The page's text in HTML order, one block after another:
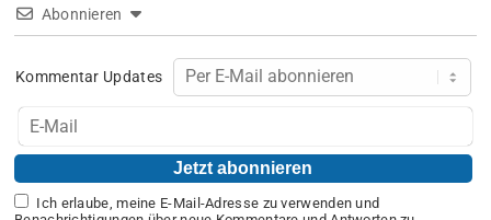
Abonnieren
Kommentar Updates
Ich erlaube, meine E-Mail-Adresse zu verwenden und